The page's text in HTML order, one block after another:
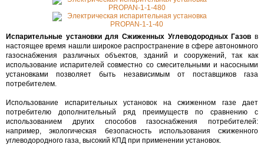
Испарительные установки для Сжиженных Углеводородных Газов в
настоящее время нашли широкое распространение в сфере автономного
газоснабжения различных объектов, зданий и сооружений, так как
использование испарителей совместно со смесительными и насосными
установками позволяет быть независимым от поставщиков газа
потребителем.
Использование испарительных установок на сжиженном газе дает
потребителю дополнительный ряд преимуществ по сравнению с
использованием других способов газоснабжения потребителей:
например, экологическая безопасность использования сжиженного
углеводородного газа, высокий КПД при применении установок.